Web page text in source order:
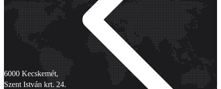
6000 Kecskemét,
Szent István krt. 24.